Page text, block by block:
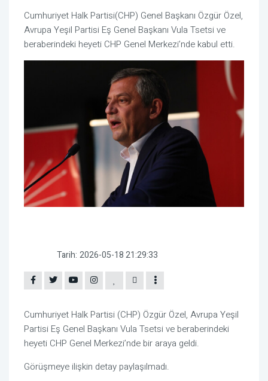
Cumhuriyet Halk Partisi(CHP) Genel Başkanı Özgür Özel,
Avrupa Yeşil Partisi Eş Genel Başkanı Vula Tsetsi ve
beraberindeki heyeti CHP Genel Merkezi’nde kabul etti.
Tarih: 2026-05-18 21:29:33
Cumhuriyet Halk Partisi (CHP) Özgür Özel, Avrupa Yeşil
Partisi Eş Genel Başkanı Vula Tsetsi ve beraberindeki
heyeti CHP Genel Merkezi’nde bir araya geldi.
Görüşmeye ilişkin detay paylaşılmadı.